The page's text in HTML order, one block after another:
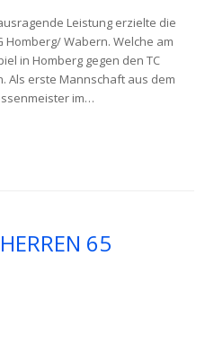
Leistung erzielte die
Homberg/ Wabern. Welche am
in Homberg gegen den TC
Als erste Mannschaft aus dem
im…
65